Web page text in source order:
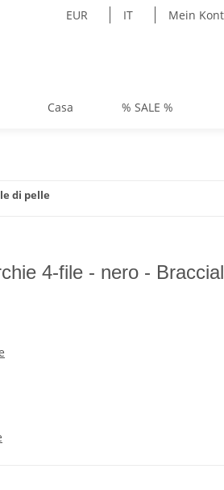
EUR IT Mein
Casa % SALE %
di pelle
4-file - nero -